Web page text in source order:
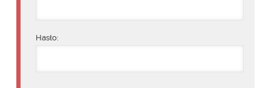
Hasło: